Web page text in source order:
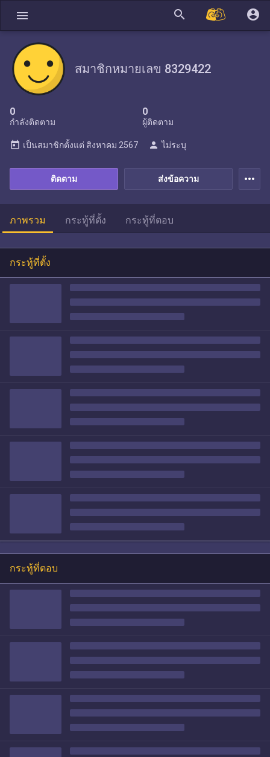
menu search account_circle
สมาชิกหมายเลข 8329422
0
กำลังติดตาม
0
ผู้ติดตาม
ส่งข้อความ
ติดตาม
today เป็นสมาชิกตั้งแต่ สิงหาคม 2567 person ไม่ระบุ
more_horiz
ภาพรวม กระทู้ที่ตั้ง กระทู้ที่ตอบ
กระทู้ที่ตั้ง
กระทู้ที่ตอบ